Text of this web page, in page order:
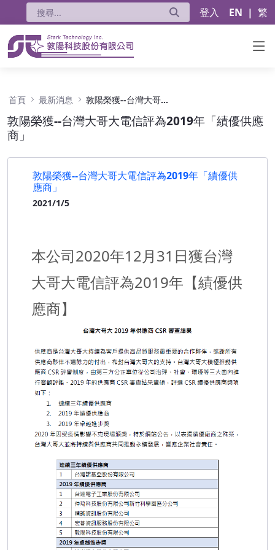
登入 EN | 繁
首頁 最新消息 敦陽榮獲--台灣大哥大電信評為2019年「績優供應商」
敦陽榮獲--台灣大哥大電信評為2019年「績優供應
商」
敦陽榮獲--台灣大哥大電信評為2019年「績優供
應商」
2021/1/5
本公司2020年12月31日獲台灣
大哥大電信評為2019年【績優供
應商】